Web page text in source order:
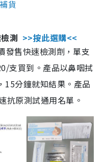
貨
測 >>按此選購<<
發售快速檢測劑，單支
支買到。產品以鼻咽拭
15分鐘就知結果。產品
抗原測試通用名單。